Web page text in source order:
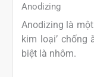
Anodizing
Anodizing là
kim loại’ chống
biệt là nhôm.